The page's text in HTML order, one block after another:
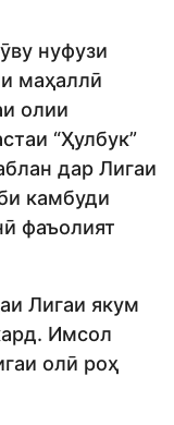
нуфузи
маҳаллӣ
олии
“Ҳулбук”
дар Лигаи
камбуди
фаъолият
Лигаи якум
Имсол
олӣ роҳ